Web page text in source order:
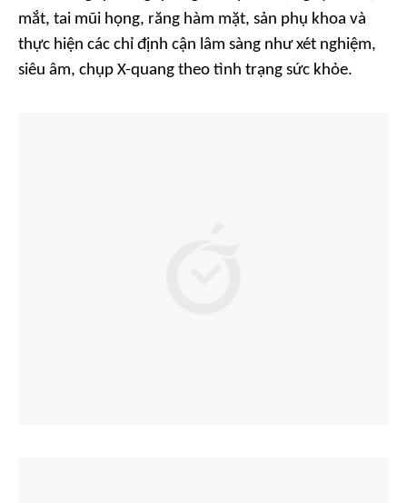
mắt, tai mũi họng, răng hàm mặt, sản phụ khoa và
thực hiện các chỉ định cận lâm sàng như xét nghiệm,
siêu âm, chụp X-quang theo tình trạng sức khỏe.